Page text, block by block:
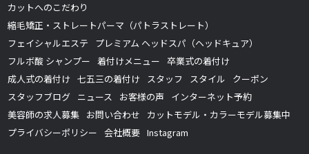
カットへのこだわり
縮毛矯正・ストレートパーマ（パトラストレート）
フェイシャルエステ
プレミアム ヘッドスパ（ヘッドキュア）
フルボ酸 シャンプー 着付けメニュー 卒業式の着付け
成人式の着付け 七五三の着付け スタッフ スタイル
クーポン
スタッフブログ ニュース お客様の声
インターネット予約
美容師の求人募集 お問い合わせ
カットモデル・カラーモデル募集中
プライバシーポリシー 会社概要 Instagram